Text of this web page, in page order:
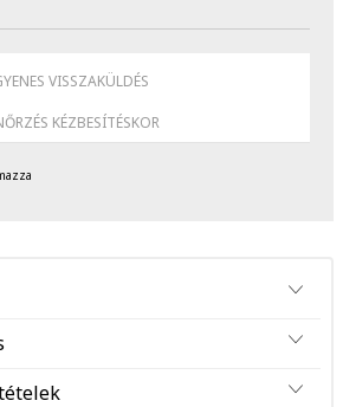
VISSZAKÜLDÉS
KÉZBESÍTÉSKOR